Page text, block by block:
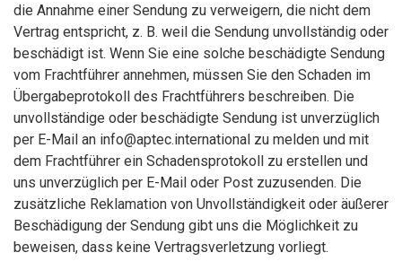
die Annahme einer Sendung zu verweigern, die nicht dem
Vertrag entspricht, z. B. weil die Sendung unvollständig oder
beschädigt ist. Wenn Sie eine solche beschädigte Sendung
vom Frachtführer annehmen, müssen Sie den Schaden im
Übergabeprotokoll des Frachtführers beschreiben. Die
unvollständige oder beschädigte Sendung ist unverzüglich
per E-Mail an info@aptec.international zu melden und mit
dem Frachtführer ein Schadensprotokoll zu erstellen und
uns unverzüglich per E-Mail oder Post zuzusenden. Die
zusätzliche Reklamation von Unvollständigkeit oder äußerer
Beschädigung der Sendung gibt uns die Möglichkeit zu
beweisen, dass keine Vertragsverletzung vorliegt.